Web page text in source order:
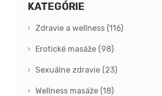
KATEGÓRIE
Zdravie a wellness (116)
Erotické masáže (98)
Sexuálne zdravie (23)
Wellness masáže (18)